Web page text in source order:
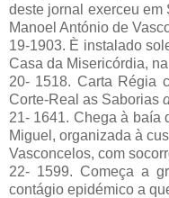
deste jornal exerceu em
Manoel António de
19-1903. È instalado
Casa da Misericórdia,
20- 1518. Carta Régia
Corte-Real as Saborias
21- 1641. Chega à baía
Miguel, organizada à
Vasconcelos, com
22- 1599. Começa a
contágio epidémico a